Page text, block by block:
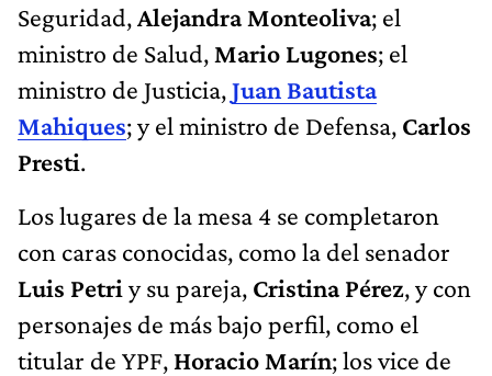
Seguridad,Alejandra Monteoliva; el
ministro de Salud, Mario Lugones; el
ministro de Justicia,Juan Bautista
Mahiques; y el ministro de Defensa, Carlos
Presti.
Los lugares de la mesa 4 se completaron
con caras conocidas, como la del senador
Luis Petri y su pareja, Cristina Pérez, y con
personajes de más bajo perfil, como el
titular de YPF, Horacio Marín; los vice de